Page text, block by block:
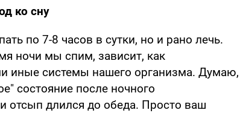
ко сну
по 7-8 часов в сутки, но и рано лечь.
ночи мы спим, зависит, как
иные системы нашего организма. Думаю,
состояние после ночного
отсып длился до обеда. Просто ваш